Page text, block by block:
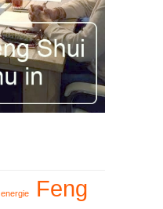
energie
Feng